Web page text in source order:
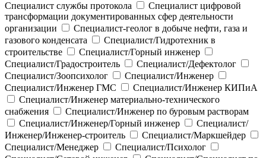
Специалист службы протокола
Специалист цифровой
трансформации документированных сфер деятельности
организации
Специалист-геолог в добыче нефти, газа и
газового конденсата
Специалист/Гидротехник в
строительстве
Специалист/Горный инженер
Специалист/Градостроитель
Специалист/Дефектолог
Специалист/Зоопсихолог
Специалист/Инженер
Специалист/Инженер ГМС
Специалист/Инженер КИПиА
Специалист/Инженер материально-технического
снабжения
Специалист/Инженер по буровым растворам
Специалист/Инженер/Горный инженер
Специалист/
Инженер/Инженер-строитель
Специалист/Маркшейдер
Специалист/Менеджер
Специалист/Психолог